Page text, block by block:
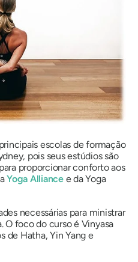
escolas de formação
pois seus estúdios são
proporcionar conforto aos
Yoga Alliancee da Yoga
necessárias para ministrar
O foco do curso é Vinyasa
de Hatha, Yin Yang e